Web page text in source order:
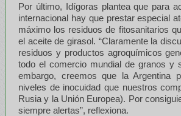
Por último, Idígoras plantea que para
internacional hay que prestar especial
máximo los residuos de fitosanitarios
el aceite de girasol. “Claramente la
residuos y productos agroquímicos
todo el comercio mundial de granos y
embargo, creemos que la Argentina
niveles de inocuidad que nuestros
Rusia y la Unión Europea). Por
siempre alertas”, reflexiona.